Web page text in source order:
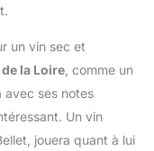
un vin sec et
la Loire , comme un
avec ses notes
Un vin
jouera quant à lui